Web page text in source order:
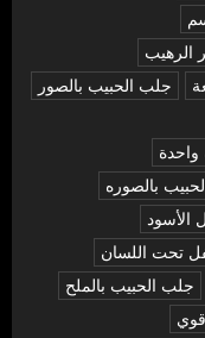
الرهيب
جلب الحبيب بالصور
بالصوره
الأسود
تحت اللسان
جلب الحبيب بالملح